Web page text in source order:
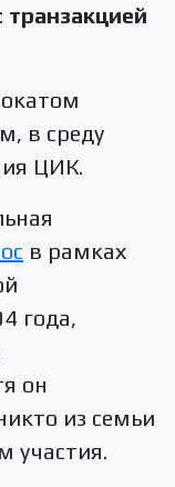
транзакцией
в среду
ЦИК.
в рамках
года,
он
из семьи
участия.